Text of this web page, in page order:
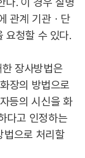
관계 기관ㆍ단
요청할 수 있다.
장사방법은
장의 방법으로
등의 시신을 화
다고 인정하는
법으로 처리할